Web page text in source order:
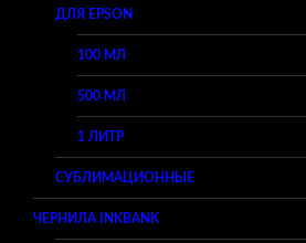
ДЛЯ EPSON
100 МЛ
500 МЛ
1 ЛИТР
СУБЛИМАЦИОННЫЕ
ЧЕРНИЛА INKBANK